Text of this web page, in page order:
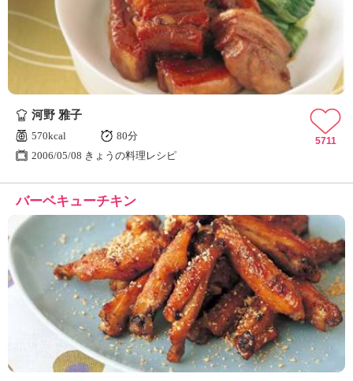
河野 雅子
570kcal
80分
2006/05/08 きょうの料理レシピ
5711
バーベキューチキン